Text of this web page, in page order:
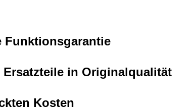
Funktionsgarantie
Ersatzteile in Originalqualität
Kosten